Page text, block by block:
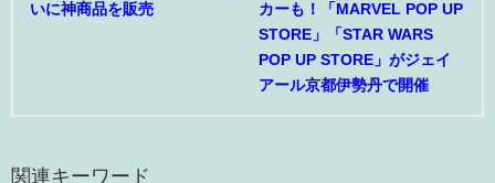
いに神商品を販売
カーも！「MARVEL POP UP
STORE」「STAR WARS
POP UP STORE」がジェイ
アール京都伊勢丹で開催
関連キーワード